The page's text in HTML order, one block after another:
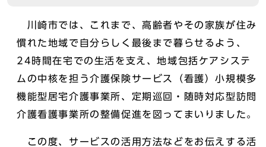
川崎市では、これまで、高齢者やその家族が住み
慣れた地域で自分らしく最後まで暮らせるよう、
24時間在宅での生活を支え、地域包括ケアシステ
ムの中核を担う介護保険サービス（看護）小規模多
機能型居宅介護事業所、定期巡回・随時対応型訪問
介護看護事業所の整備促進を図ってまいりました。
この度、サービスの活用方法などをお伝えする活